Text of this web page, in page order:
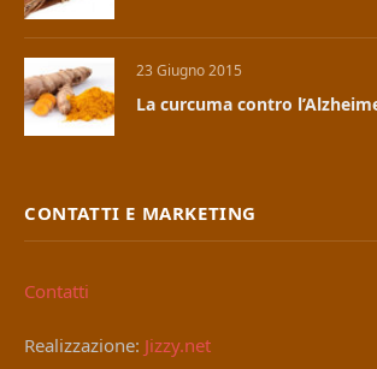
23 Giugno 2015
La curcuma contro
CONTATTI E MARKETING
Contatti
Realizzazione: Jizzy.net